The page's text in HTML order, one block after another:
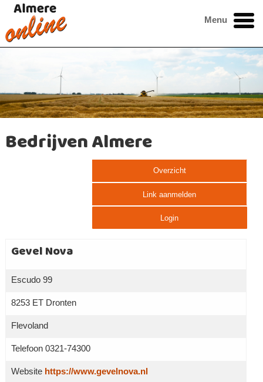
Menu
Bedrijven Almere
Overzicht
Link aanmelden
Login
Gevel Nova
Escudo 99
8253 ET Dronten
Flevoland
Telefoon 0321-74300
Website https://www.gevelnova.nl